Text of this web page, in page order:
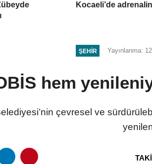
Kocaeli’de
ŞEHIR Yayınlanma:
hem
çevresel ve